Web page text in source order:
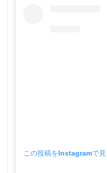
この投稿をInstagramで見